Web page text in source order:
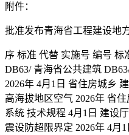
附件：
批准发布青海省工程建设地
序 标准 代替 实施号 编号 标
DB63/ 青海省公共建筑
2026年 4月1日 省住房城乡
高海拔地区空气 2026年 省
系统 技术规程 4月1日 建设
震设防超限界定 2026年 4月